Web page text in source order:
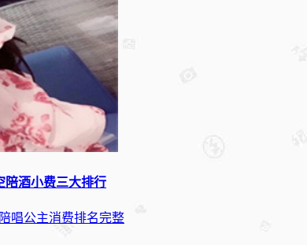
陪酒小费三大排行